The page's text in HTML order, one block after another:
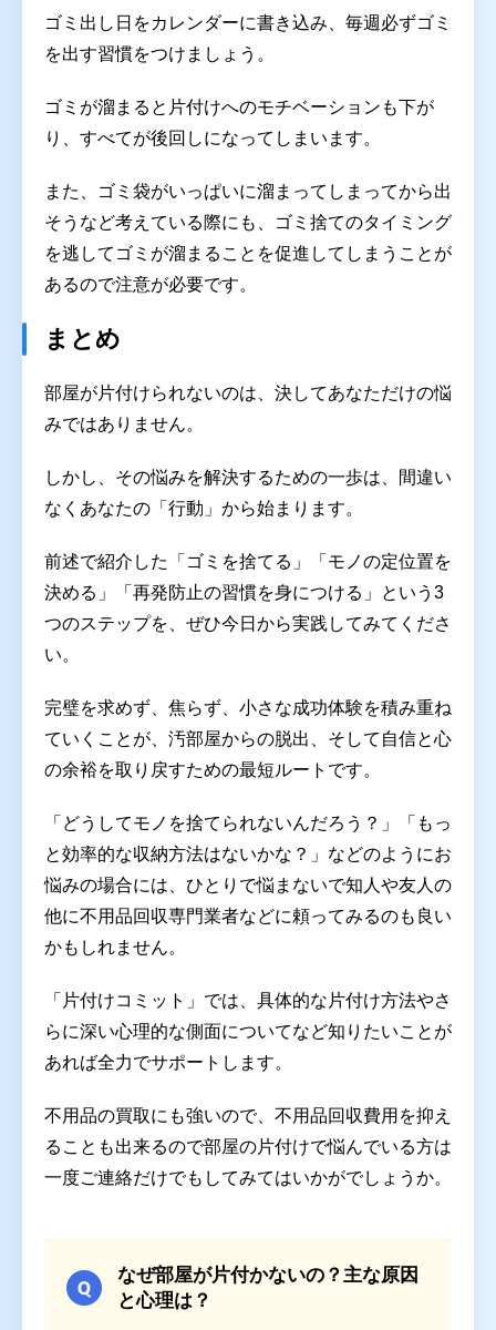
ゴミ出し日をカレンダーに書き込み、毎週必ずゴミ
を出す習慣をつけましょう。
ゴミが溜まると片付けへのモチベーションも下が
り、すべてが後回しになってしまいます。
また、ゴミ袋がいっぱいに溜まってしまってから出
そうなど考えている際にも、ゴミ捨てのタイミング
を逃してゴミが溜まることを促進してしまうことが
あるので注意が必要です。
まとめ
部屋が片付けられないのは、決してあなただけの悩
みではありません。
しかし、その悩みを解決するための一歩は、間違い
なくあなたの「行動」から始まります。
前述で紹介した「ゴミを捨てる」「モノの定位置を
決める」「再発防止の習慣を身につける」という3
つのステップを、ぜひ今日から実践してみてくださ
い。
完璧を求めず、焦らず、小さな成功体験を積み重ね
ていくことが、汚部屋からの脱出、そして自信と心
の余裕を取り戻すための最短ルートです。
「どうしてモノを捨てられないんだろう？」「もっ
と効率的な収納方法はないかな？」などのようにお
悩みの場合には、ひとりで悩まないで知人や友人の
他に不用品回収専門業者などに頼ってみるのも良い
かもしれません。
「片付けコミット」では、具体的な片付け方法やさ
らに深い心理的な側面についてなど知りたいことが
あれば全力でサポートします。
不用品の買取にも強いので、不用品回収費用を抑え
ることも出来るので部屋の片付けで悩んでいる方は
一度ご連絡だけでもしてみてはいかがでしょうか。
なぜ部屋が片付かないの？主な原因
と心理は？